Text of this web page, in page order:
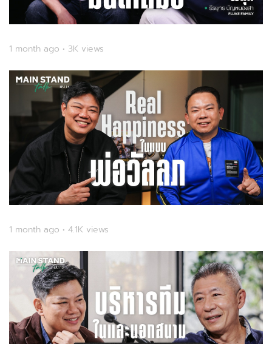
1 month ago • 3K views
1 month ago • 4.1K views